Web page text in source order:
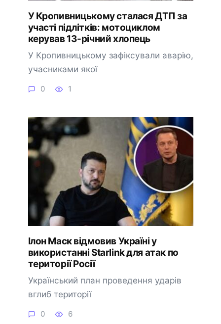
У Кропивницькому сталася ДТП за
участі підлітків: мотоциклом
керував 13-річний хлопець
У Кропивницькому зафіксували аварію,
учасниками якої
0 1
Ілон Маск відмовив Україні у
використанні Starlink для атак по
території Росії
Український план проведення ударів
вглиб території
0 6